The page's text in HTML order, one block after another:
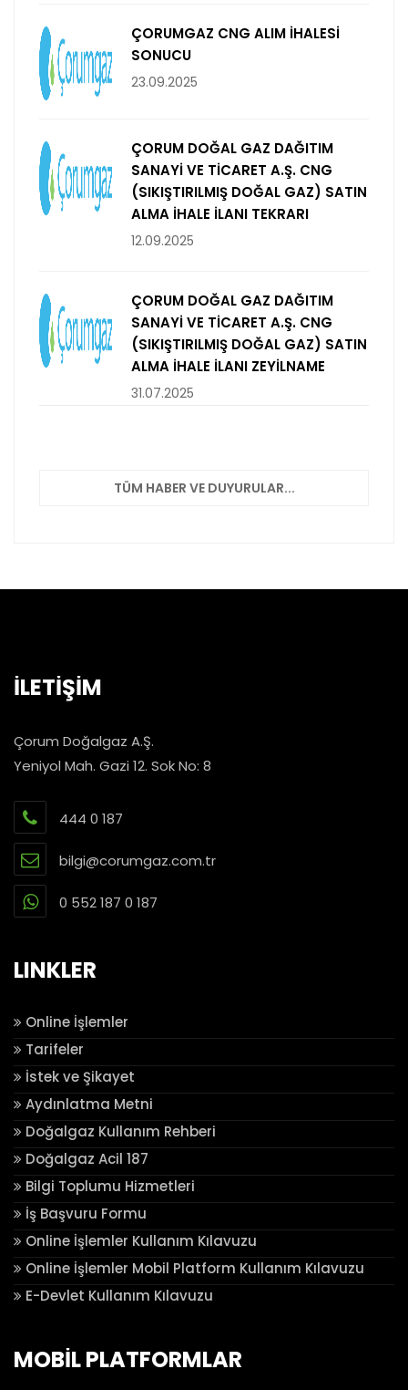
ÇORUMGAZ CNG ALIM İHALESİ
SONUCU
23.09.2025
ÇORUM DOĞAL GAZ DAĞITIM
SANAYİ VE TİCARET A.Ş. CNG
(SIKIŞTIRILMIŞ DOĞAL GAZ) SATIN
ALMA İHALE İLANI TEKRARI
12.09.2025
ÇORUM DOĞAL GAZ DAĞITIM
SANAYİ VE TİCARET A.Ş. CNG
(SIKIŞTIRILMIŞ DOĞAL GAZ) SATIN
ALMA İHALE İLANI ZEYİLNAME
31.07.2025
TÜM HABER VE DUYURULAR...
İLETİŞİM
Çorum Doğalgaz A.Ş.
Yeniyol Mah. Gazi 12. Sok No: 8
444 0 187
bilgi@corumgaz.com.tr
0 552 187 0 187
LINKLER
Online İşlemler
Tarifeler
İstek ve Şikayet
Aydınlatma Metni
Doğalgaz Kullanım Rehberi
Doğalgaz Acil 187
Bilgi Toplumu Hizmetleri
İş Başvuru Formu
Online İşlemler Kullanım Kılavuzu
Online İşlemler Mobil Platform Kullanım Kılavuzu
E-Devlet Kullanım Kılavuzu
MOBİL PLATFORMLAR